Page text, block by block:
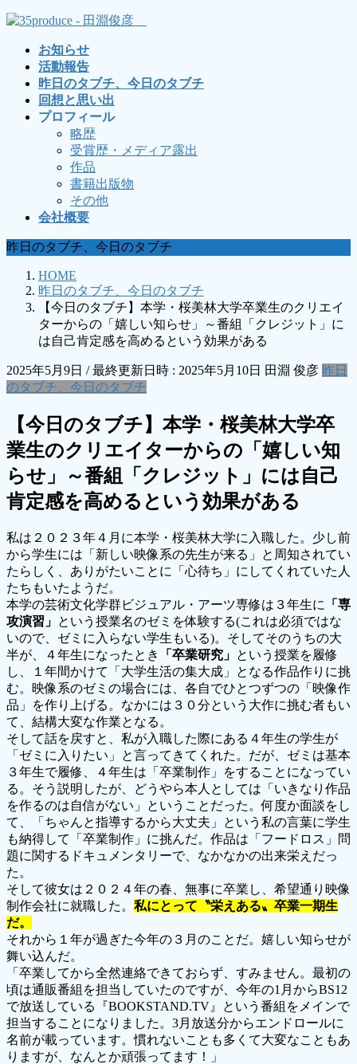
コ
ナ
お知らせ
活動報告
昨日のタブチ、今日のタブチ
回想と思い出
プロフィール
略歴
受賞歴・メディア露出
作品
書籍出版物
その他
会社概要
昨日のタブチ、今日のタブチ
HOME
昨日のタブチ、今日のタブチ
【今日のタブチ】本学・桜美林大学卒業生のクリエイ
ターからの「嬉しい知らせ」～番組「クレジット」に
は自己肯定感を高めるという効果がある
2025年5月9日 / 最終更新日時 : 2025年5月10日 田淵 俊彦 昨日
のタブチ、今日のタブチ
【今日のタブチ】本学・桜美林大学卒
業生のクリエイターからの「嬉しい知
らせ」～番組「クレジット」には自己
肯定感を高めるという効果がある
私は２０２３年４月に本学・桜美林大学に入職した。少し前
から学生には「新しい映像系の先生が来る」と周知されてい
たらしく、ありがたいことに「心待ち」にしてくれていた人
たちもいたようだ。
本学の芸術文化学群ビジュアル・アーツ専修は３年生に
「専
攻演習」 という授業名のゼミを体験する(これは必須ではな
いので、ゼミに入らない学生もいる)。そしてそのうちの大
半が、４年生になったとき
「卒業研究」 という授業を履修
し、１年間かけて「大学生活の集大成」となる作品作りに挑
む。映像系のゼミの場合には、各自でひとつずつの「映像作
品」を作り上げる。なかには３０分という大作に挑む者もい
て、結構大変な作業となる。
そして話を戻すと、私が入職した際にある４年生の学生が
「ゼミに入りたい」と言ってきてくれた。だが、ゼミは基本
３年生で履修、４年生は「卒業制作」をすることになってい
る。そう説明したが、どうやら本人としては「いきなり作品
を作るのは自信がない」ということだった。何度か面談をし
て、「ちゃんと指導するから大丈夫」という私の言葉に学生
も納得して「卒業制作」に挑んだ。作品は「フードロス」問
題に関するドキュメンタリーで、なかなかの出来栄えだっ
た。
そして彼女は２０２４年の春、無事に卒業し、希望通り映像
制作会社に就職した。 私にとって〝栄えある〟卒業一期生
だ。
それから１年が過ぎた今年の３月のことだ。嬉しい知らせが
舞い込んだ。
「卒業してから全然連絡できておらず、すみません。最初の
頃は通販番組を担当していたのですが、今年の1月からBS12
で放送している『BOOKSTAND.TV』という番組をメインで
担当することになりました。3月放送分からエンドロールに
名前が載っています。慣れないことも多くて大変なこともあ
りますが、なんとか頑張ってます！」